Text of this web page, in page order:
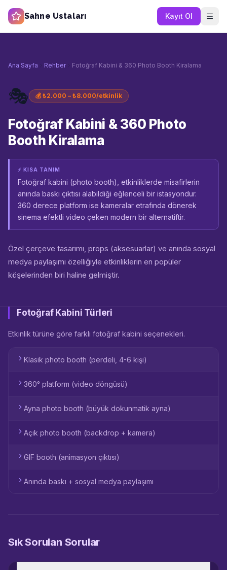
Sahne Ustaları Kayıt Ol
Ana Sayfa Rehber Fotoğraf Kabini & 360 Photo Booth Kiralama
🎭 💰₺2.000 – ₺8.000/etkinlik
Fotoğraf Kabini & 360 Photo
Booth Kiralama
⚡ KISA TANIM
Fotoğraf kabini (photo booth), etkinliklerde misafirlerin
anında baskı çıktısı alabildiği eğlenceli bir istasyondur.
360 derece platform ise kameralar etrafında dönerek
sinema efektli video çeken modern bir alternatiftir.
Özel çerçeve tasarımı, props (aksesuarlar) ve anında sosyal
medya paylaşımı özelliğiyle etkinliklerin en popüler
köşelerinden biri haline gelmiştir.
Fotoğraf Kabini Türleri
Etkinlik türüne göre farklı fotoğraf kabini seçenekleri.
Klasik photo booth (perdeli, 4-6 kişi)
360° platform (video döngüsü)
Ayna photo booth (büyük dokunmatik ayna)
Açık photo booth (backdrop + kamera)
GIF booth (animasyon çıktısı)
Anında baskı + sosyal medya paylaşımı
Sık Sorulan Sorular